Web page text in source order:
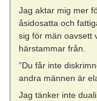
Jag aktar mig mer
åsidosatta och
sig för män oavsett
härstammar från.
”Du får inte
andra männen är
Jag tänker inte